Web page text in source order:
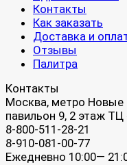
Контакты
Как заказать
Доставка и
Отзывы
Палитра
Контакты
Москва, метро Новые
павильон 9, 2 этаж
8-800-511-28-21
8-910-081-00-77
Ежедневно 10:00—